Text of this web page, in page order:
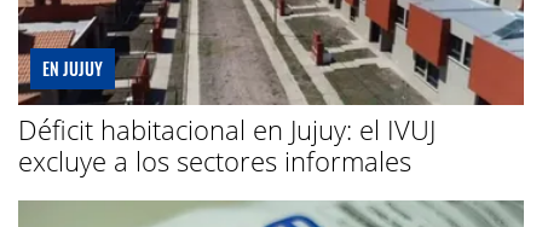
EN JUJUY
Déficit habitacional en Jujuy: el IVUJ
excluye a los sectores informales